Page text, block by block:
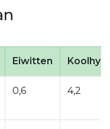
Eiwitten
0,6 4,2